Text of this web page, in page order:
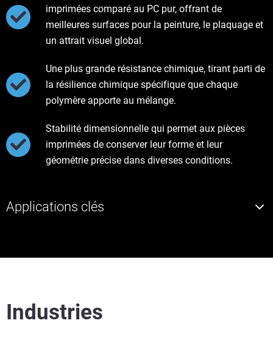
imprimées comparé au PC pur, offrant de
meilleures surfaces pour la peinture, le plaquage et
un attrait visuel global.
Une plus grande résistance chimique, tirant parti de
la résilience chimique spécifique que chaque
polymère apporte au mélange.
Stabilité dimensionnelle qui permet aux pièces
imprimées de conserver leur forme et leur
géométrie précise dans diverses conditions.
Applications clés
Industries